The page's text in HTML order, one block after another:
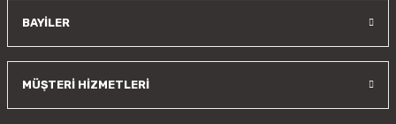
BAYİLER
MÜŞTERİ HİZMETLERİ